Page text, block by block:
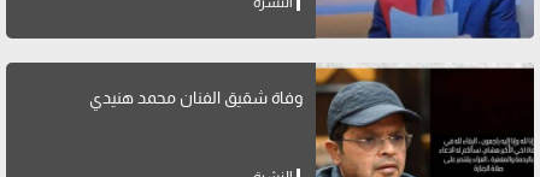
وفاة شقيق الفنان محمد هنيدي